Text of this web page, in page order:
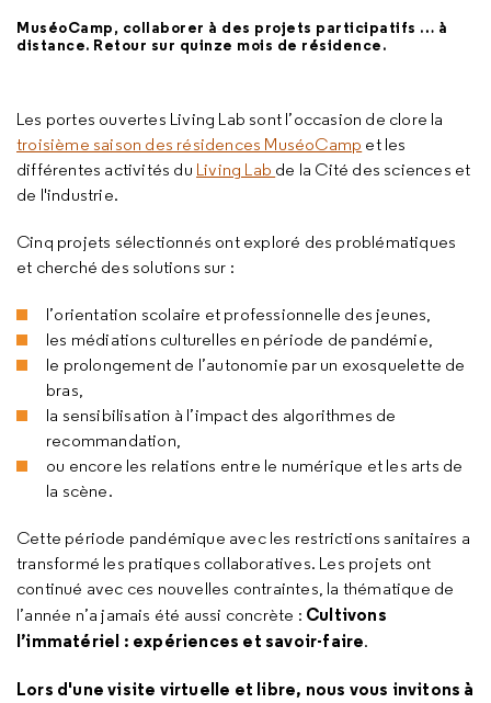
MuséoCamp, collaborer à des projets participatifs … à
distance. Retour sur quinze mois de résidence.
Les portes ouvertes Living Lab sont l’occasion de clore la
troisième saison des résidences MuséoCamp et les
différentes activités du Living Lab de la Cité des sciences et
de l'industrie.
Cinq projets sélectionnés ont exploré des problématiques
et cherché des solutions sur :
l’orientation scolaire et professionnelle des jeunes,
les médiations culturelles en période de pandémie,
le prolongement de l’autonomie par un exosquelette de
bras,
la sensibilisation à l’impact des algorithmes de
recommandation,
ou encore les relations entre le numérique et les arts de
la scène.
Cette période pandémique avec les restrictions sanitaires a
transformé les pratiques collaboratives. Les projets ont
continué avec ces nouvelles contraintes, la thématique de
l’année n’a jamais été aussi concrète : Cultivons
l’immatériel : expériences et savoir-faire.
Lors d'une visite virtuelle et libre, nous vous invitons à